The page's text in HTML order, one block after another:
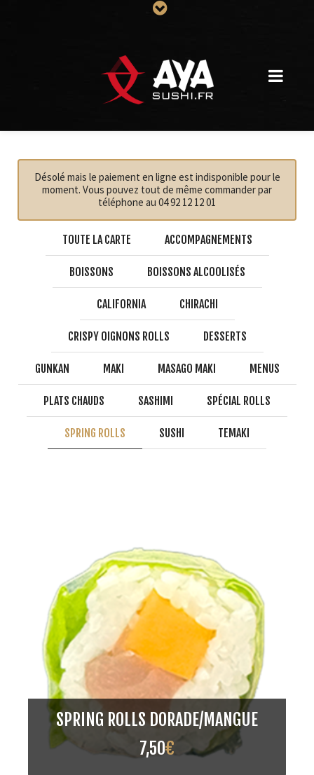
Désolé mais le paiement en ligne est indisponible pour le
moment. Vous pouvez tout de même commander par
téléphone au 04 92 12 12 01
TOUTE LA CARTE ACCOMPAGNEMENTS
BOISSONS BOISSONS ALCOOLISÉS
CALIFORNIA CHIRACHI
CRISPY OIGNONS ROLLS DESSERTS
GUNKAN MAKI MASAGO MAKI MENUS
PLATS CHAUDS SASHIMI SPÉCIAL ROLLS
SPRING ROLLS SUSHI TEMAKI
SPRING ROLLS DORADE/MANGUE
7,50€